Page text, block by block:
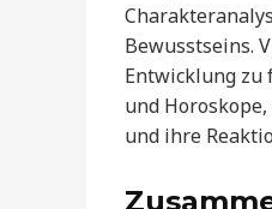
Bewusstseins.
Entwicklung zu
und
und ihre